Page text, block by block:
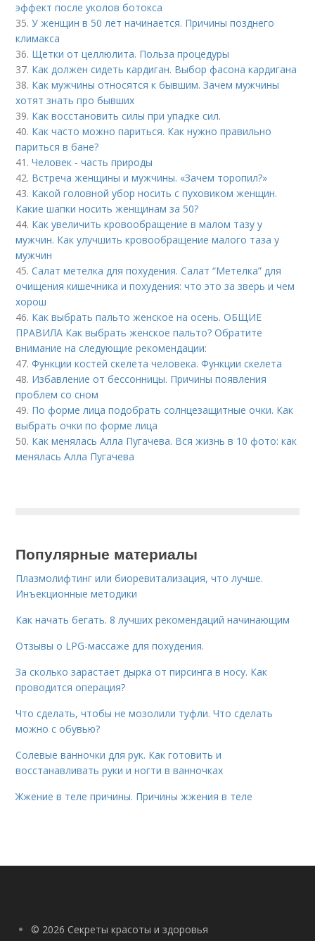
эффект после уколов ботокса
35.У женщин в 50 лет начинается. Причины позднего
климакса
36. Щетки от целлюлита. Польза процедуры
37. Как должен сидеть кардиган. Выбор фасона кардигана
38. Как мужчины относятся к бывшим. Зачем мужчины
хотят знать про бывших
39. Как восстановить силы при упадке сил.
40. Как часто можно париться. Как нужно правильно
париться в бане?
41.Человек - часть природы
42. Встреча женщины и мужчины. «Зачем торопил?»
43. Какой головной убор носить с пуховиком женщин.
Какие шапки носить женщинам за 50?
44. Как увеличить кровообращение в малом тазу у
мужчин. Как улучшить кровообращение малого таза у
мужчин
45.Салат метелка для похудения. Салат “Метелка” для
очищения кишечника и похудения: что это за зверь и чем
хорош
46. Как выбрать пальто женское на осень. ОБЩИЕ
ПРАВИЛА Как выбрать женское пальто? Обратите
внимание на следующие рекомендации:
47.Функции костей скелета человека. Функции скелета
48. Избавление от бессонницы. Причины появления
проблем со сном
49. По форме лица подобрать солнцезащитные очки. Как
выбрать очки по форме лица
50. Как менялась Алла Пугачева. Вся жизнь в 10 фото: как
менялась Алла Пугачева
Популярные материалы
Плазмолифтинг или биоревитализация, что лучше.
Инъекционные методики
Как начать бегать. 8 лучших рекомендаций начинающим
Отзывы о LPG-массаже для похудения.
За сколько зарастает дырка от пирсинга в носу. Как
проводится операция?
Что сделать, чтобы не мозолили туфли. Что сделать
можно с обувью?
Солевые ванночки для рук. Как готовить и
восстанавливать руки и ногти в ванночках
Жжение в теле причины. Причины жжения в теле
© 2026 Секреты красоты и здоровья